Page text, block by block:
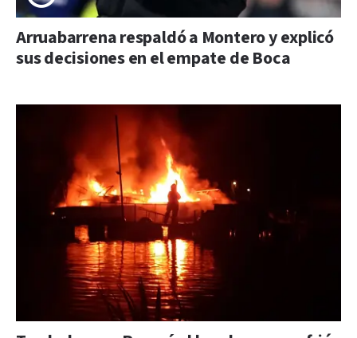
Arruabarrena respaldó a Montero y explicó
sus decisiones en el empate de Boca